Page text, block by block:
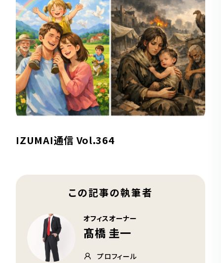
IZUMAI通信 Vol.364
この記事の執筆者
オフィスオーナー
髙橋 圭一
プロフィール